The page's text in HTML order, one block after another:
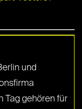
und
Tag gehören für